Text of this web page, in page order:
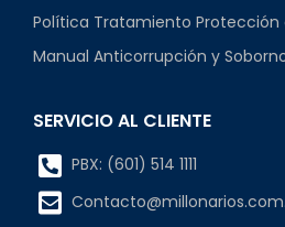
Política Tratamiento Protección
Manual Anticorrupción y
SERVICIO AL CLIENTE
PBX: (601) 514 1111